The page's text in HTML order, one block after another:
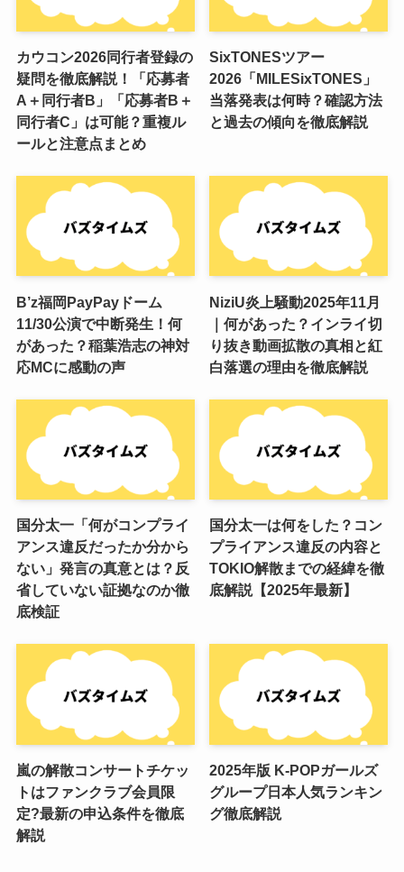
カウコン2026同行者登録の
疑問を徹底解説！「応募者
A＋同行者B」「応募者B＋
同行者C」は可能？重複ル
ールと注意点まとめ
SixTONESツアー
2026「MILESixTONES」
当落発表は何時？確認方法
と過去の傾向を徹底解説
B’z福岡PayPayドーム
11/30公演で中断発生！何
があった？稲葉浩志の神対
応MCに感動の声
NiziU炎上騒動2025年11月
｜何があった？インライ切
り抜き動画拡散の真相と紅
白落選の理由を徹底解説
国分太一「何がコンプライ
アンス違反だったか分から
ない」発言の真意とは？反
省していない証拠なのか徹
底検証
国分太一は何をした？コン
プライアンス違反の内容と
TOKIO解散までの経緯を徹
底解説【2025年最新】
嵐の解散コンサートチケッ
トはファンクラブ会員限
定?最新の申込条件を徹底
解説
2025年版 K-POPガールズ
グループ日本人気ランキン
グ徹底解説